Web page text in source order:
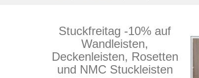
Stuckfreitag -10% auf
Wandleisten,
Deckenleisten, Rosetten
und NMC Stuckleisten